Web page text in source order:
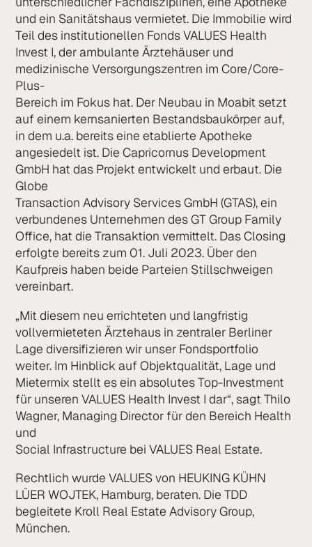
und ein Sanitätshaus vermietet. Die Immobilie wird
Teil des institutionel­len Fonds VALUES Health
Invest I, der ambulante Ärztehäuser und
medizinische Versorgungszentren im Core/Core-
Plus-
Bereich im Fokus hat. Der Neubau in Moabit setzt
auf einem kernsanierten Bestands­baukörper auf,
in dem u.a. bereits eine etablierte Apotheke
angesiedelt ist. Die Capricornus Development
GmbH hat das Projekt entwickelt und erbaut. Die
Globe
Transaction Advisory Services GmbH (GTAS), ein
verbundenes Unternehmen des GT Group Family
Office, hat die Transaktion vermittelt. Das Closing
erfolgte bereits zum 01. Juli 2023. Über den
Kaufpreis haben beide Parteien Stillschweigen
vereinbart.
„Mit diesem neu errichteten und langfristig
vollvermieteten Ärztehaus in zentraler Berliner
Lage diversifizieren wir unser Fondsportfolio
weiter. Im Hinblick auf Objektqualität, Lage und
Mietermix stellt es ein absolutes Top-Investment
für unseren VALUES Health Invest I dar“, sagt Thilo
Wagner, Managing Director für den Bereich Health
und
Social Infrastructure bei VALUES Real Estate.
Rechtlich wurde VALUES von HEUKING KÜHN
LÜER WOJTEK, Hamburg, beraten. Die TDD
begleitete Kroll Real Estate Advisory Group,
München.